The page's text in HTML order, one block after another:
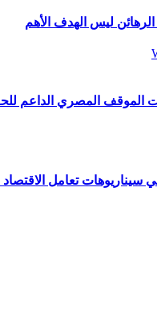
ليس الهدف الأهم
الموقف المصري الداعم
تعامل